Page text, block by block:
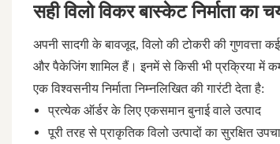
सही विलो विकर बास्केट निर्माता का
अपनी सादगी के बावजूद, विलो की टोकरी की गुणवत्ता
और पैकेजिंग शामिल हैं। इनमें से किसी भी प्रक्रिया में
एक विश्वसनीय निर्माता निम्नलिखित की गारंटी देता है:
प्रत्येक ऑर्डर के लिए एकसमान बुनाई वाले उत्पाद
पूरी तरह से प्राकृतिक विलो उत्पादों का सुरक्षित